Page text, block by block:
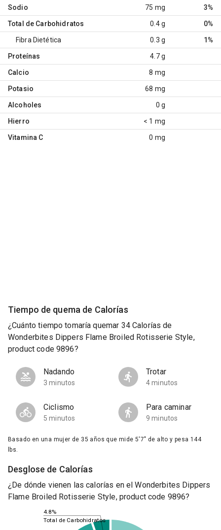
Sodio 75 mg 3%
Total de Carbohidratos 0.4 g 0%
Fibra Dietética 0.3 g 1%
Proteínas 4.7 g
Calcio 8 mg
Potasio 68 mg
Alcoholes 0 g
Hierro < 1 mg
Vitamina C 0 mg
Tiempo de quema de Calorías
¿Cuánto tiempo tomaría quemar 34 Calorías de
Wonderbites Dippers Flame Broiled Rotisserie Style,
product code 9896?
Nadando
3 minutos
Trotar
4 minutos
Ciclismo
5 minutos
Para caminar
9 minutos
Basado en una mujer de 35 años que mide 5'7" de alto y pesa 144
lbs.
Desglose de Calorías
¿De dónde vienen las calorías en el Wonderbites Dippers
Flame Broiled Rotisserie Style, product code 9896?
4.8%
Total de Carbohidratos